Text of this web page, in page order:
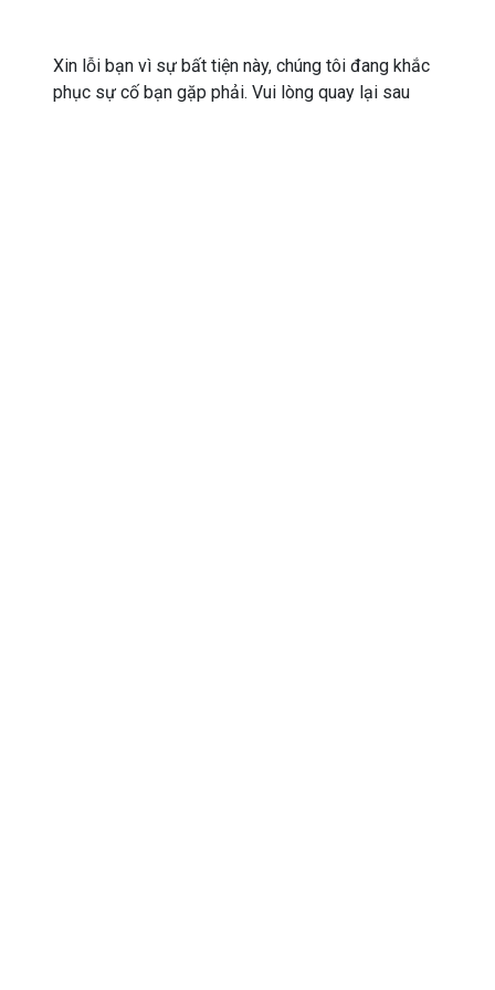
Xin lỗi bạn vì sự bất tiện này, chúng tôi đang khắc
phục sự cố bạn gặp phải. Vui lòng quay lại sau